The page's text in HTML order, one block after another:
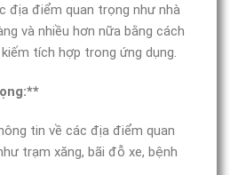
địa điểm quan trọng như nhà
và nhiều hơn nữa bằng cách
tích hợp trong ứng dụng.
tin về các địa điểm quan
trạm xăng, bãi đỗ xe, bệnh